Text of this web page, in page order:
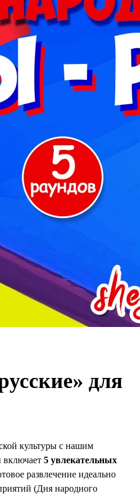
для
культуры с нашим
5 увлекательных
развлечение идеально
(Дня народного